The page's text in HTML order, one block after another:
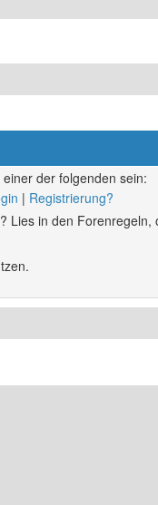
der folgenden sein:
| Registrierung?
Lies in den